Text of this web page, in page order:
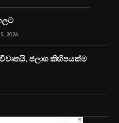
2026
ජලාශ කිහිපයක්ම